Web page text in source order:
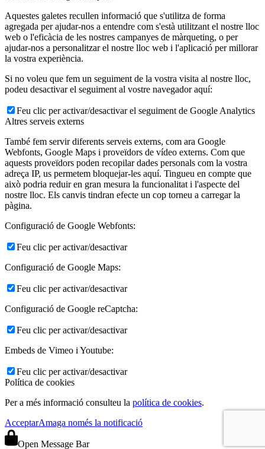
Aquestes galetes recullen informació que s'utilitza de forma
agregada per ajudar-nos a entendre com s'està utilitzant el nostre lloc
web o l'eficàcia de les nostres campanyes de màrqueting, o per
ajudar-nos a personalitzar el nostre lloc web i l'aplicació per millorar
la vostra experiència.
Si no voleu que fem un seguiment de la vostra visita al nostre lloc,
podeu desactivar el seguiment al vostre navegador aquí:
Feu clic per activar/desactivar el seguiment de Google Analytics
Altres serveis externs
També fem servir diferents serveis externs, com ara Google
Webfonts, Google Maps i proveïdors de vídeo externs. Com que
aquests proveïdors poden recopilar dades personals com la vostra
adreça IP, us permetem bloquejar-les aquí. Tingueu en compte que
això podria reduir en gran mesura la funcionalitat i l'aspecte del
nostre lloc. Els canvis tindran efecte un cop torneu a carregar la
pàgina.
Configuració de Google Webfonts:
Feu clic per activar/desactivar
Configuració de Google Maps:
Feu clic per activar/desactivar
Configuració de Google reCaptcha:
Feu clic per activar/desactivar
Embeds de Vimeo i Youtube:
Feu clic per activar/desactivar
Política de cookies
Per a més informació consulteu la política de cookies.
AcceptarAmaga només la notificació
Open Message Bar